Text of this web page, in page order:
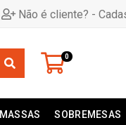
Não é cliente? -
0
MASSAS SOBREMESAS